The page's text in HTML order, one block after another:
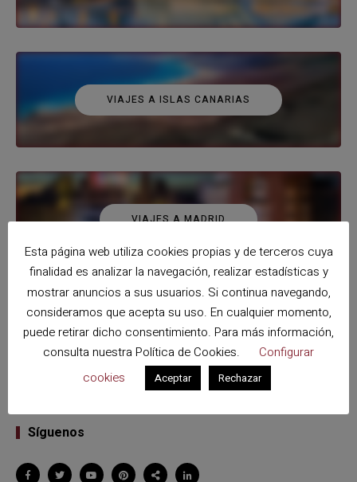
VIAJES A ISLAS CANARIAS
VIAJES A MADRID
VIAJES A SEVILLA
Síguenos
Esta página web utiliza cookies propias y de terceros cuya
finalidad es analizar la navegación, realizar estadísticas y
mostrar anuncios a sus usuarios. Si continua navegando,
consideramos que acepta su uso. En cualquier momento,
puede retirar dicho consentimiento. Para más información,
consulta nuestra Política de Cookies.
Configurar
cookies
Aceptar Rechazar